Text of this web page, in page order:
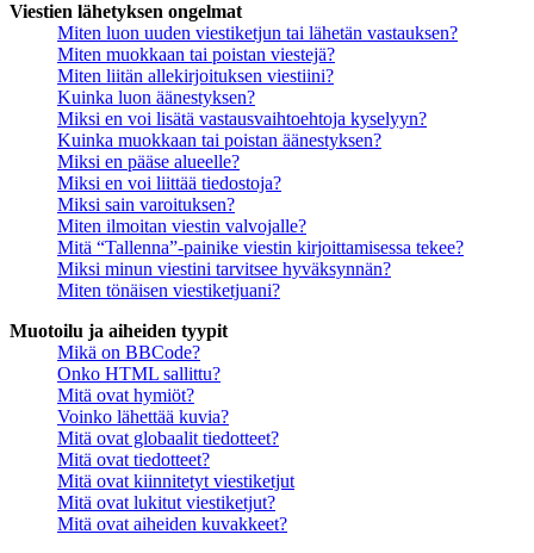
Viestien lähetyksen ongelmat
Miten luon uuden viestiketjun tai lähetän vastauksen?
Miten muokkaan tai poistan viestejä?
Miten liitän allekirjoituksen viestiini?
Kuinka luon äänestyksen?
Miksi en voi lisätä vastausvaihtoehtoja kyselyyn?
Kuinka muokkaan tai poistan äänestyksen?
Miksi en pääse alueelle?
Miksi en voi liittää tiedostoja?
Miksi sain varoituksen?
Miten ilmoitan viestin valvojalle?
Mitä “Tallenna”-painike viestin kirjoittamisessa tekee?
Miksi minun viestini tarvitsee hyväksynnän?
Miten tönäisen viestiketjuani?
Muotoilu ja aiheiden tyypit
Mikä on BBCode?
Onko HTML sallittu?
Mitä ovat hymiöt?
Voinko lähettää kuvia?
Mitä ovat globaalit tiedotteet?
Mitä ovat tiedotteet?
Mitä ovat kiinnitetyt viestiketjut
Mitä ovat lukitut viestiketjut?
Mitä ovat aiheiden kuvakkeet?